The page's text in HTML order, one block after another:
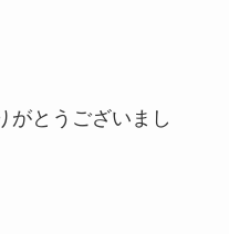
がとうございまし